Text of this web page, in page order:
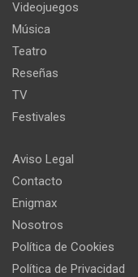
Videojuegos
Música
Teatro
Reseñas
TV
Festivales
Aviso Legal
Contacto
Enigmax
Nosotros
Política de Cookies
Política de Privacidad